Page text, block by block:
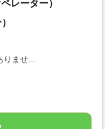
レーター）
ませ...